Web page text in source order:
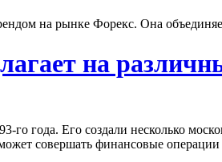
на рынке Форекс. Она
на
го года. Его создали несколько
совершать финансовые